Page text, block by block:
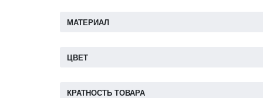
МАТЕРИАЛ
ЦВЕТ
КРАТНОСТЬ ТОВАРА